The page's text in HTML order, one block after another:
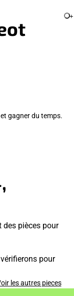
+
gagner du temps.
des pièces pour
pour
les autres pieces